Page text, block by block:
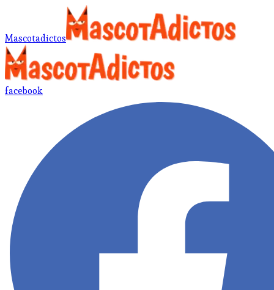
Mascotadictos
facebook